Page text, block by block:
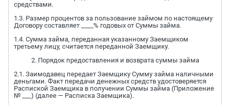
средствами.
1.3. Размер процентов за пользование займом по настоящему
Договору составляет ____% годовых от Суммы займа.
1.4. Сумма займа, переданная указанному Заемщиком
третьему лицу, считается переданной Заемщику.
2. Порядок предоставления и возврата суммы займа
2.1. Заимодавец передает Заемщику Сумму займа наличными
деньгами. Факт передачи денежных средств удостоверяется
Распиской Заемщика в получении Суммы займа (Приложение
№ ___) (далее — Расписка Заемщика).